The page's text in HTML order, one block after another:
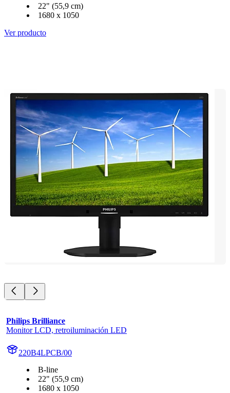
22" (55,9 cm)
1680 x 1050
Ver producto
Philips Brilliance
Monitor LCD, retroiluminación LED
220B4LPCB/00
B-line
22" (55,9 cm)
1680 x 1050